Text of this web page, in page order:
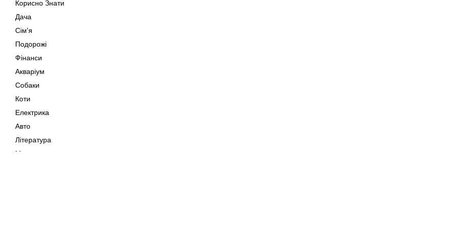
Корисно Знати
Дача
Сім'я
Подорожі
Фінанси
Акваріум
Собаки
Коти
Електрика
Авто
Література
Музика